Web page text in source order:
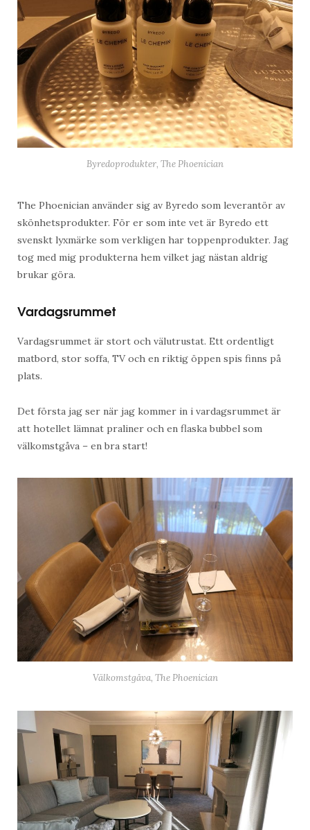
Byredoprodukter, The Phoenician
The Phoenician använder sig av Byredo som leverantör av
skönhetsprodukter. För er som inte vet är Byredo ett
svenskt lyxmärke som verkligen har toppenprodukter. Jag
tog med mig produkterna hem vilket jag nästan aldrig
brukar göra.
Vardagsrummet
Vardagsrummet är stort och välutrustat. Ett ordentligt
matbord, stor soffa, TV och en riktig öppen spis finns på
plats.
Det första jag ser när jag kommer in i vardagsrummet är
att hotellet lämnat praliner och en flaska bubbel som
välkomstgåva – en bra start!
Välkomstgåva, The Phoenician